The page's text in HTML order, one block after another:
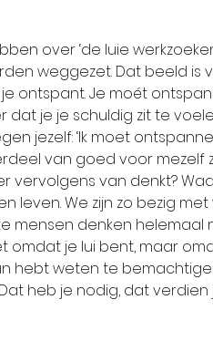
over ‘de luie
weggezet. Dat beeld is
ontspant. Je moét
je je schuldig zit te
jezelf: ‘Ik moet
van goed voor mezelf
vervolgens van denkt?
leven. We zijn zo bezig
mensen denken helemaal
omdat je lui bent, maar
hebt weten te
heb je nodig, dat verdien